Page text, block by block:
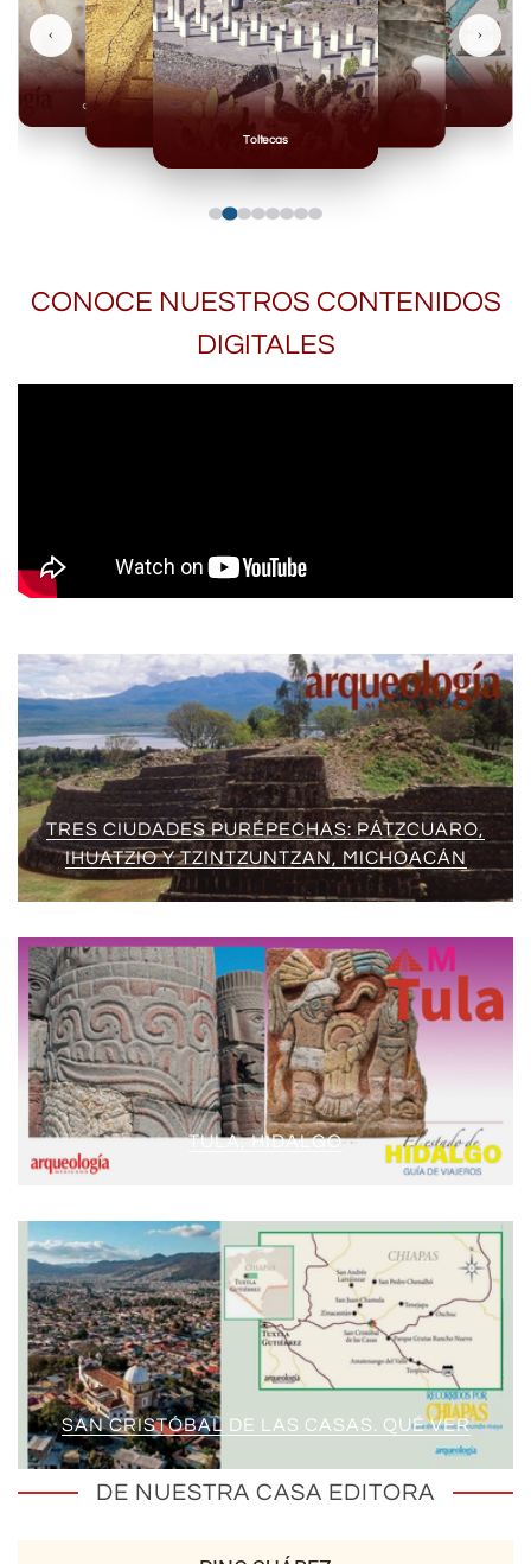
Toltecas
Mexicas
Olmecas
‹ ›
CONOCE NUESTROS CONTENIDOS
DIGITALES
TRES CIUDADES PURÉPECHAS: PÁTZCUARO,
IHUATZIO Y TZINTZUNTZAN, MICHOACÁN
TULA, HIDALGO
SAN CRISTÓBAL DE LAS CASAS. QUÉ VER
DE NUESTRA CASA EDITORA